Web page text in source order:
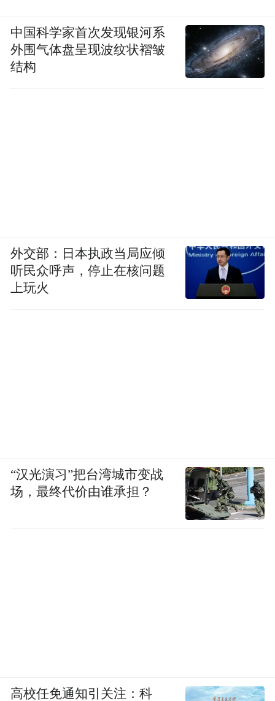
中国科学家首次发现银河系
外围气体盘呈现波纹状褶皱
结构
外交部：日本执政当局应倾
听民众呼声，停止在核问题
上玩火
“汉光演习”把台湾城市变战
场，最终代价由谁承担？
高校任免通知引关注：科